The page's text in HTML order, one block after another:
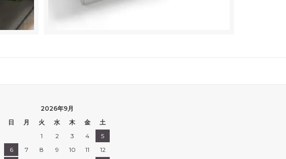
2026年9月
日
月 火 水 木 金
土
1
2 3 4
5
6
7 8 9 10 11
12